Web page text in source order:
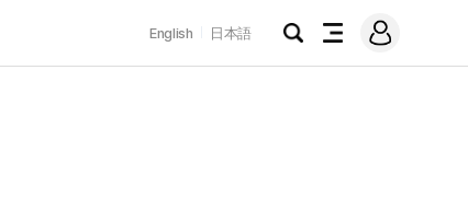
English 日本語
검
전
메
그